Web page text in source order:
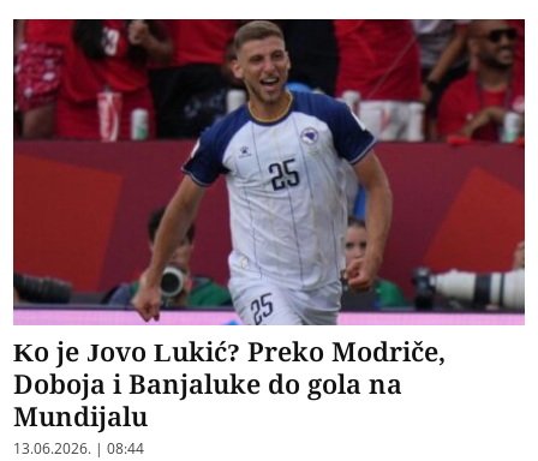
Ko je Jovo Lukić? Preko Modriče,
Doboja i Banjaluke do gola na
Mundijalu
13.06.2026. | 08:44